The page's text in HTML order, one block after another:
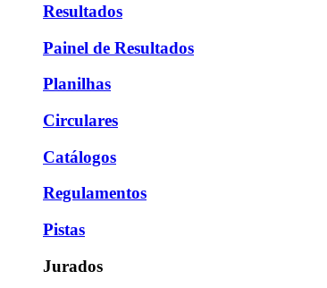
Resultados
Painel de Resultados
Planilhas
Circulares
Catálogos
Regulamentos
Pistas
Jurados